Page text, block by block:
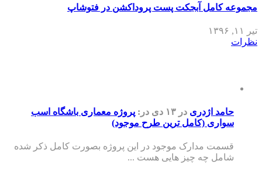
مجموعه کامل آبجکت پست پروداکشن در فتوشاپ
تیر ۱۱, ۱۳۹۶
نظرات
حامد اژدری در ۱۳ دی در: پروژه معماری باشگاه اسب
سواری (کامل ترین طرح موجود)
قسمت مدارک موجود در این پروژه بصورت کامل ذکر شده
شامل چه چیز هایی هست ...